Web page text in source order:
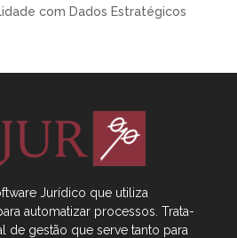
com Dados Estratégicos
Jurídico que utiliza
automatizar processos. Trata-
de gestão que serve tanto para